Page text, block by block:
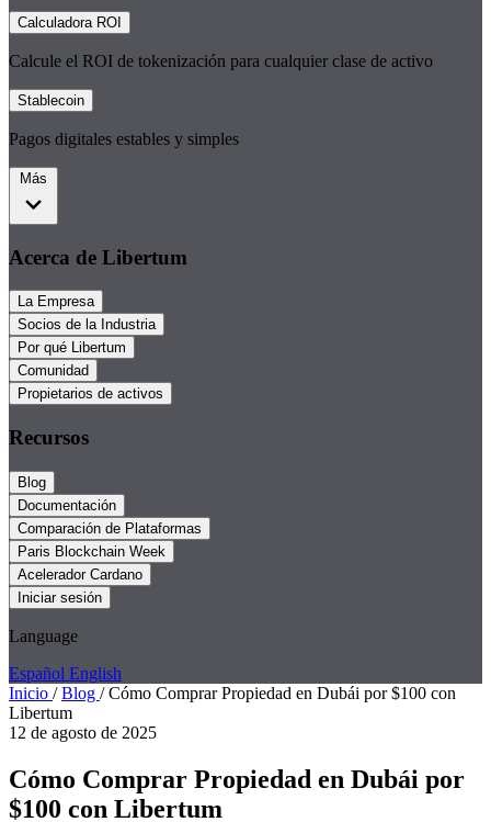
Calculadora ROI
Calcule el ROI de tokenización para cualquier clase de activo
Stablecoin
Pagos digitales estables y simples
Más
Acerca de Libertum
La Empresa
Socios de la Industria
Por qué Libertum
Comunidad
Propietarios de activos
Recursos
Blog
Documentación
Comparación de Plataformas
Paris Blockchain Week
Acelerador Cardano
Iniciar sesión
Language
Español English
Inicio / Blog / Cómo Comprar Propiedad en Dubái por $100 con
Libertum
12 de agosto de 2025
Cómo Comprar Propiedad en Dubái por
$100 con Libertum